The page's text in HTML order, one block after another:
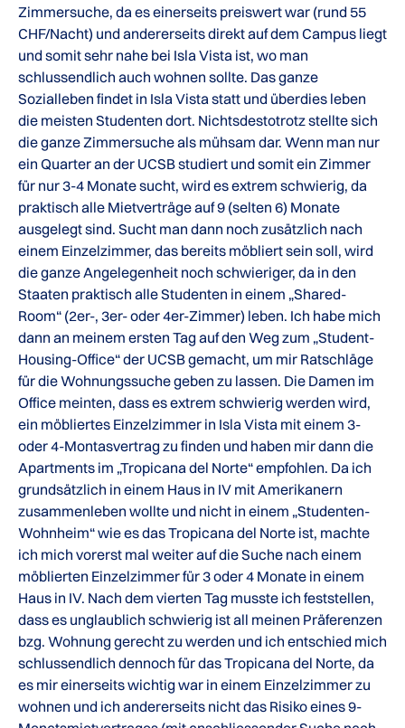
Zimmersuche, da es einerseits preiswert war (rund 55
CHF/Nacht) und andererseits direkt auf dem Campus liegt
und somit sehr nahe bei Isla Vista ist, wo man
schlussendlich auch wohnen sollte. Das ganze
Sozialleben findet in Isla Vista statt und überdies leben
die meisten Studenten dort. Nichtsdestotrotz stellte sich
die ganze Zimmersuche als mühsam dar. Wenn man nur
ein Quarter an der UCSB studiert und somit ein Zimmer
für nur 3-4 Monate sucht, wird es extrem schwierig, da
praktisch alle Mietverträge auf 9 (selten 6) Monate
ausgelegt sind. Sucht man dann noch zusätzlich nach
einem Einzelzimmer, das bereits möbliert sein soll, wird
die ganze Angelegenheit noch schwieriger, da in den
Staaten praktisch alle Studenten in einem „Shared-
Room“ (2er-, 3er- oder 4er-Zimmer) leben. Ich habe mich
dann an meinem ersten Tag auf den Weg zum „Student-
Housing-Office“ der UCSB gemacht, um mir Ratschläge
für die Wohnungssuche geben zu lassen. Die Damen im
Office meinten, dass es extrem schwierig werden wird,
ein möbliertes Einzelzimmer in Isla Vista mit einem 3-
oder 4-Montasvertrag zu finden und haben mir dann die
Apartments im „Tropicana del Norte“ empfohlen. Da ich
grundsätzlich in einem Haus in IV mit Amerikanern
zusammenleben wollte und nicht in einem „Studenten-
Wohnheim“ wie es das Tropicana del Norte ist, machte
ich mich vorerst mal weiter auf die Suche nach einem
möblierten Einzelzimmer für 3 oder 4 Monate in einem
Haus in IV. Nach dem vierten Tag musste ich feststellen,
dass es unglaublich schwierig ist all meinen Präferenzen
bzg. Wohnung gerecht zu werden und ich entschied mich
schlussendlich dennoch für das Tropicana del Norte, da
es mir einerseits wichtig war in einem Einzelzimmer zu
wohnen und ich andererseits nicht das Risiko eines 9-